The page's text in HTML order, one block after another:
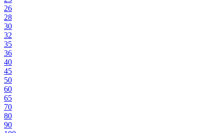
26
28
30
32
35
36
40
45
50
60
65
70
80
90